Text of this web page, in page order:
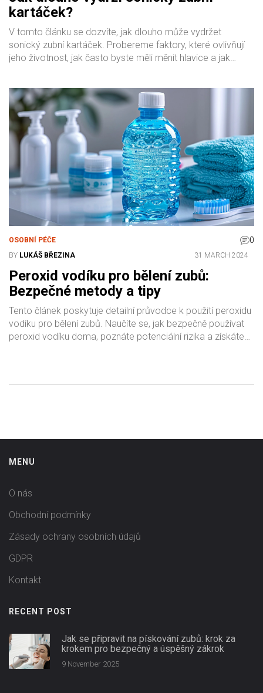
kartáček?
V tomto článku se dozvíte, jak dlouho může vydržet
sonický zubní kartáček. Probereme faktory, které ovlivňují
jeho životnost, jak často byste měli měnit hlavice a jak
OSOBNÍ PÉČE 0
BY LUKÁŠ BŘEZINA 31 MARCH 2024
Peroxid vodíku pro bělení zubů:
Bezpečné metody a tipy
Tento článek poskytuje detailní průvodce k použití peroxidu
vodíku pro bělení zubů. Naučíte se, jak bezpečně používat
peroxid vodíku doma, poznáte potenciální rizika a získáte
MENU
O nás
Obchodní podmínky
Zásady ochrany osobních údajů
GDPR
Kontakt
RECENT POST
Jak se připravit na pískování zubů: krok za
krokem pro bezpečný a úspěšný zákrok
9 November 2025